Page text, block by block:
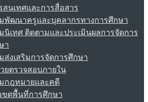
สนเทศและการสื่อสาร
พัฒนาครูและบุคลากรทางการศึกษา
นิเทศ ติดตามและประเมินผลการจัดการ
า
ส่งเสริมการจัดการศึกษา
ยตรวจสอบภายใน
กฎหมายและคดี
ขตพื้นที่การศึกษา